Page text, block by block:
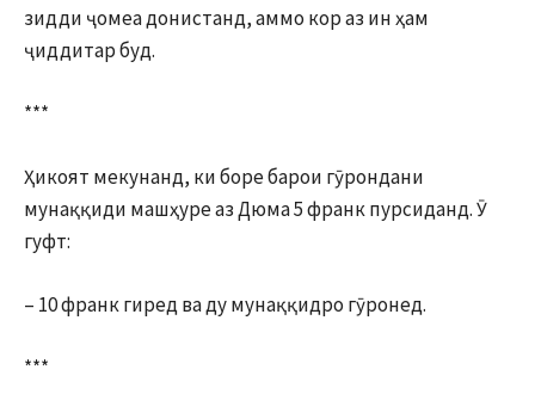
зидди ҷомеа донистанд, аммо кор аз ин ҳам
ҷиддитар буд.
***
Ҳикоят мекунанд, ки боре барои гӯрондани
мунаққиди машҳуре аз Дюма 5 франк пурсиданд. Ӯ
гуфт:
– 10 франк гиред ва ду мунаққидро гӯронед.
***